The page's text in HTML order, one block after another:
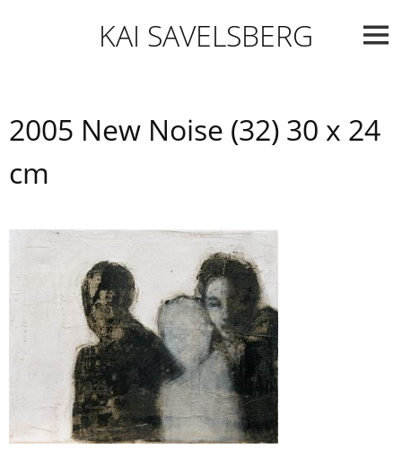
KAI SAVELSBERG
2005 New Noise (32) 30 x 24
cm